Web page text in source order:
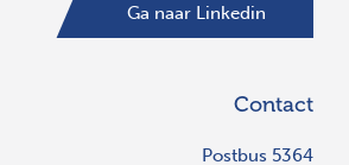
Ga naar Linkedin
Contact
Postbus 5364